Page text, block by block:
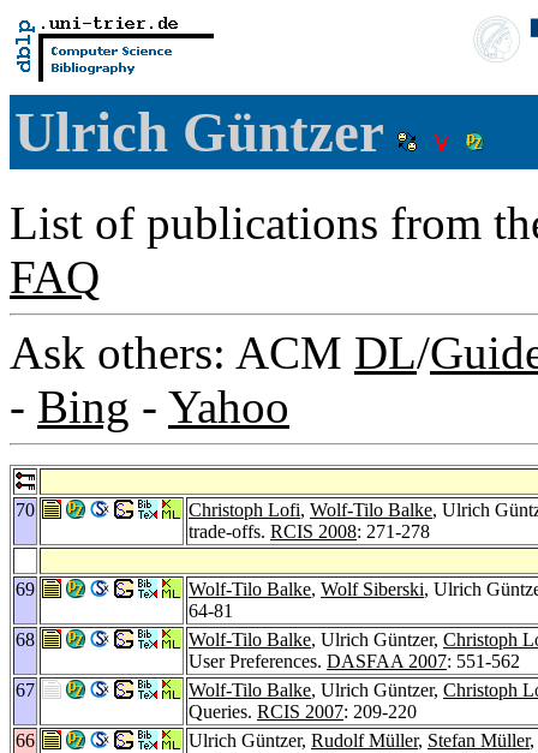
Ulrich Güntzer
List of publications from
FAQ
Ask others: ACM DL/
- Bing - Yahoo
70 Christoph Lofi, Wolf-Tilo Balke, Ulrich
trade-offs. RCIS 2008: 271-278
69 Wolf-Tilo Balke, Wolf Siberski, Ulrich
64-81
68
Wolf-Tilo Balke, Ulrich Güntzer, Christoph
User Preferences. DASFAA 2007: 551-562
67
Wolf-Tilo Balke, Ulrich Güntzer, Christoph
Queries. RCIS 2007: 209-220
66
Ulrich Güntzer, Rudolf Müller, Stefan Müller,